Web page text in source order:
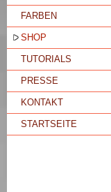
FARBEN
SHOP
TUTORIALS
PRESSE
KONTAKT
STARTSEITE